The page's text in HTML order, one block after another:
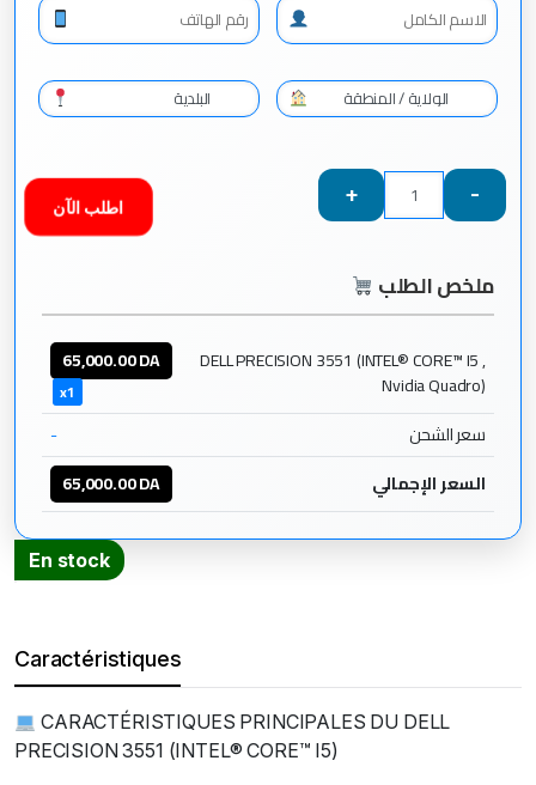
-
+ اطلب الآن
ملخص الطلب
DELL PRECISION 3551 (INTEL® CORE™ I5 ,
Nvidia Quadro)
65,000.00DA
x1
سعر الشحن
-
السعر الإجمالي
65,000.00DA
En stock
CORE™
I5
,
Quadro)
quantité
Caractéristiques
CARACTÉRISTIQUES PRINCIPALES DU DELL
PRECISION 3551 (INTEL® CORE™ I5)